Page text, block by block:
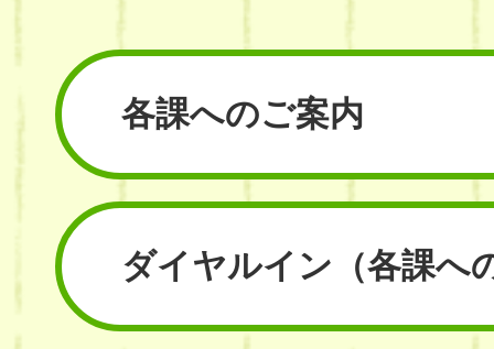
各課へのご案内
ダイヤルイン （各課へ